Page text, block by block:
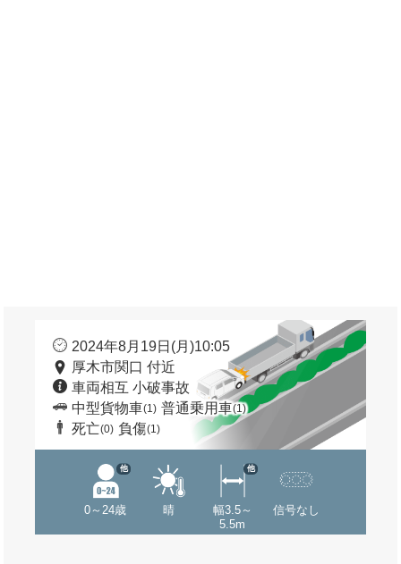
2024年8月19日(月)10:05
厚木市関口 付近
車両相互 小破事故
中型貨物車(1) 普通乗用車(1)
死亡(0) 負傷(1)
0～24歳
他
晴
幅3.5～
5.5m
他
信号なし